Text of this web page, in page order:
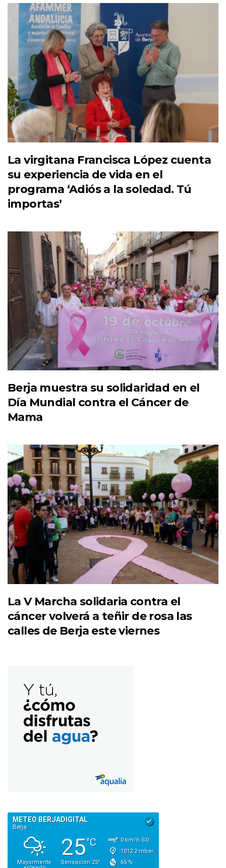
La virgitana Francisca López cuenta
su experiencia de vida en el
programa ‘Adiós a la soledad. Tú
importas’
Berja muestra su solidaridad en el
Día Mundial contra el Cáncer de
Mama
La V Marcha solidaria contra el
cáncer volverá a teñir de rosa las
calles de Berja este viernes